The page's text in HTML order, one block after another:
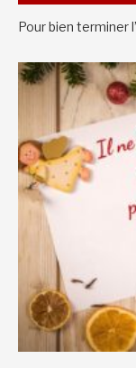
Pour bien terminer